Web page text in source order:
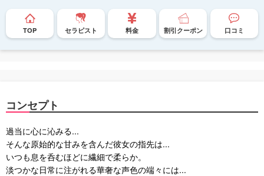
TOP セラピスト 料金 割引クーポン 口コミ
コンセプト
過当に心に沁みる...
そんな原始的な甘みを含んだ彼女の指先は...
いつも息を呑むほどに繊細で柔らか。
淡つかな日常に注がれる華奢な声色の端々には...